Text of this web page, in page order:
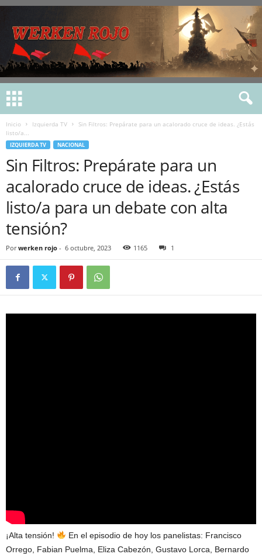
Inicio Izquierda TV
Sin Filtros: Prepárate para un acalorado cruce de ideas. ¿Estás
listo/a...
IZQUIERDA TV NACIONAL
Sin Filtros: Prepárate para un
acalorado cruce de ideas. ¿Estás
listo/a para un debate con alta
tensión?
Por werken rojo - 6 octubre, 2023 1165 1
¡Alta tensión!
En el episodio de hoy los panelistas: Francisco
Orrego, Fabian Puelma, Eliza Cabezón, Gustavo Lorca, Bernardo